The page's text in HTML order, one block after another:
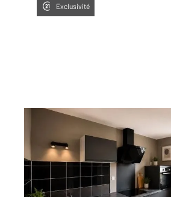
Exclusivité
ST ETIENNE 42
, 3 pièces
Ref : 3669
Appartement T3 à vendre
87 000 €